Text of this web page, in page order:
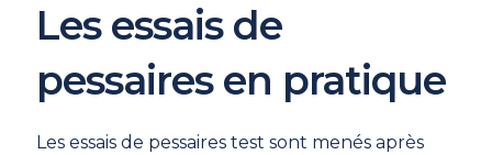
Les essais de
pessaires en pratique
Les essais de pessaires test sont menés après